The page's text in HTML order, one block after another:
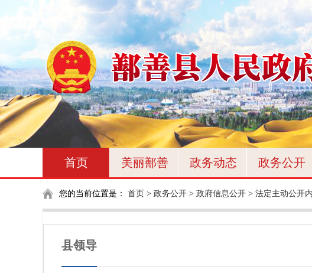
首页 美丽鄯善 政务动态 政务公开
您的当前位置是： 首页 > 政务公开 > 政府信息公开 > 法定主动公开
县领导